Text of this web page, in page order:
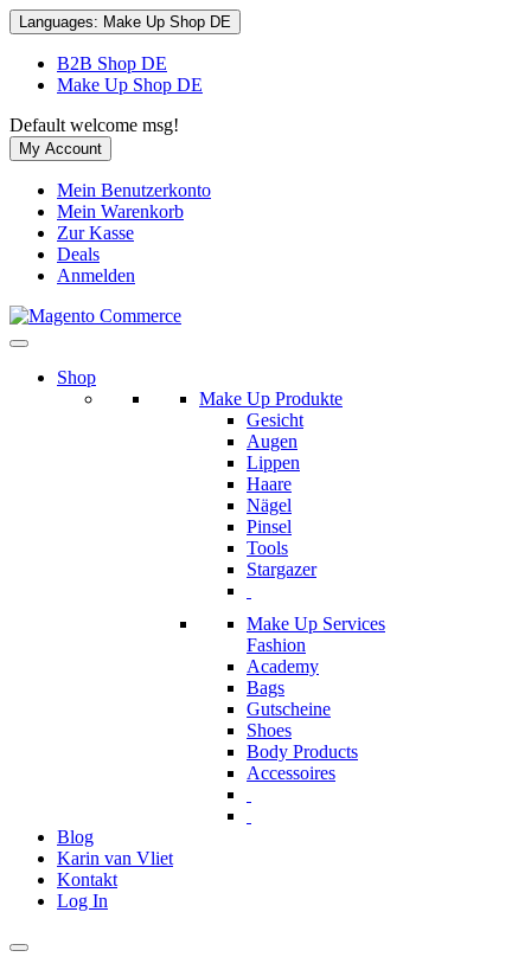
Languages: Make Up Shop DE
B2B Shop DE
Make Up Shop DE
Default welcome msg!
My Account
Mein Benutzerkonto
Mein Warenkorb
Zur Kasse
Deals
Anmelden
Shop
Make Up Produkte
Gesicht
Augen
Lippen
Haare
Nägel
Pinsel
Tools
Stargazer
Make Up Services
Fashion
Academy
Bags
Gutscheine
Shoes
Body Products
Accessoires
Blog
Karin van Vliet
Kontakt
Log In